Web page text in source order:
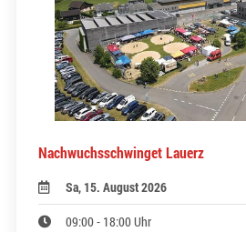
Nachwuchsschwinget Lauerz
Sa, 15. August 2026
09:00 - 18:00 Uhr